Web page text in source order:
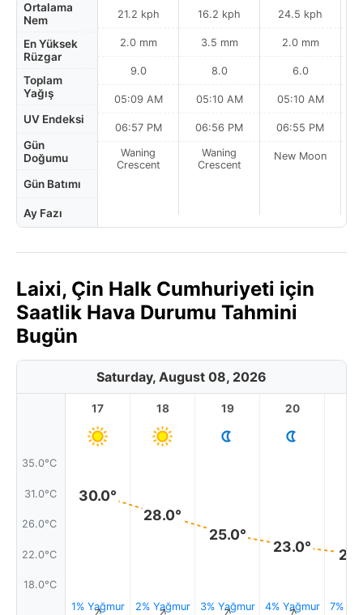
Ortalama
Nem
En Yüksek
Rüzgar
Toplam
Yağış
UV Endeksi
Gün
Doğumu
Gün Batımı
Ay Fazı
21.2 kph
2.0 mm
9.0
05:09 AM
06:57 PM
Waning
Crescent
16.2 kph
3.5 mm
8.0
05:10 AM
06:56 PM
Waning
Crescent
24.5 kph
2.0 mm
6.0
05:10 AM
06:55 PM
New Moon
Laixi, Çin Halk Cumhuriyeti için
Saatlik Hava Durumu Tahmini
Bugün
Saturday, August 08, 2026
35.0°C
31.0°C
26.0°C
22.0°C
18.0°C
17
30.0°
1% Yağmur
18
28.0°
2% Yağmur
19
25.0°
3% Yağmur
20
23.0°
4% Yağmur 7%